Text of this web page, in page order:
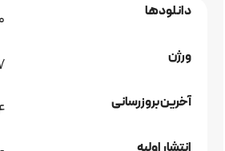
دانلودها
ورژن
آخرین بروزرسانی 14